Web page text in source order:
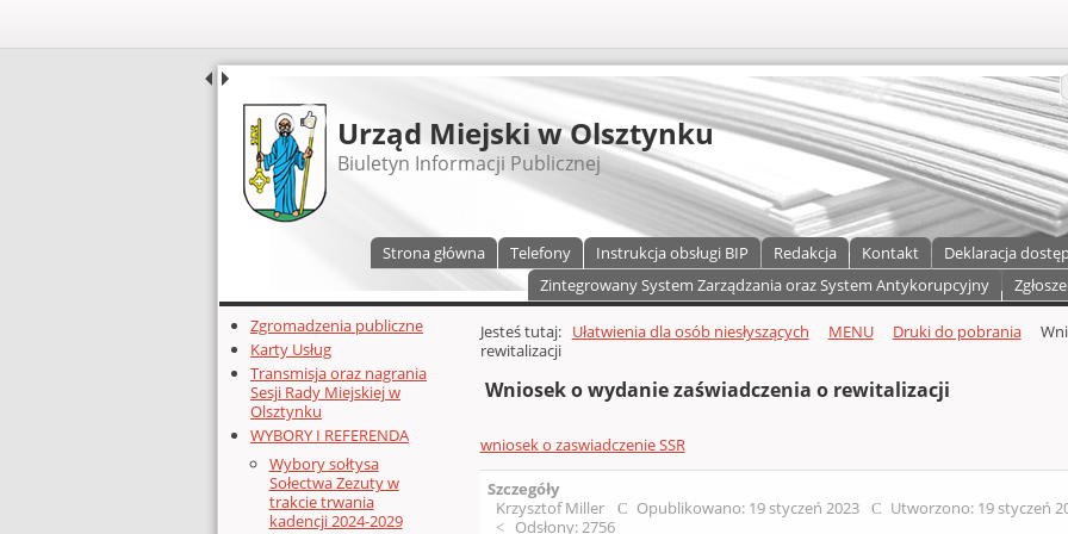
UDOSTĘPNIJ
Urząd Miejski w Olsztynku
Biuletyn Informacji Publicznej
Strona główna Telefony Instrukcja obsługi BIP Redakcja Kontakt Deklaracja
Zintegrowany System Zarządzania oraz System Antykorupcyjny
Dodatkowe zasoby (lewa kolumna)
Zgromadzenia publiczne
Karty Usług
Transmisja oraz nagrania
Sesji Rady Miejskiej w
Olsztynku
WYBORY I REFERENDA
Wybory sołtysa
Sołectwa Zezuty w
trakcie trwania
kadencji 2024-2029
Głównej zawartości
Jesteś tutaj: Ułatwienia dla osób niesłyszących MENU Druki do pobrania
rewitalizacji
Wniosek o wydanie zaświadczenia o rewitalizacji
wniosek o zaswiadczenie SSR
Szczegóły
Krzysztof Miller
Opublikowano: 19 styczeń 2023 Utworzono: 19 styczeń
Odsłony: 2756